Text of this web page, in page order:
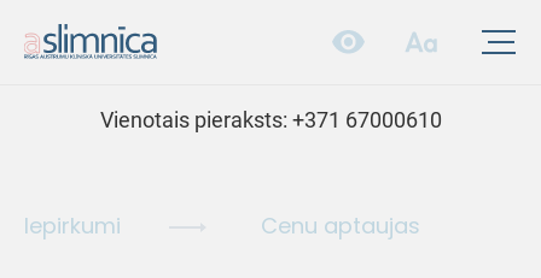
Vienotais pieraksts: +371 67000610
Iepirkumi Cenu aptaujas